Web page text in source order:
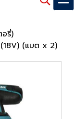
รี่)
(18V) (แบต x 2)